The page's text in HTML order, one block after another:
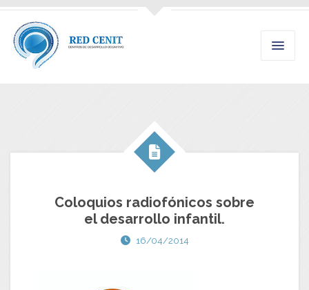
Coloquios radiofónicos sobre
el desarrollo infantil.
16/04/2014